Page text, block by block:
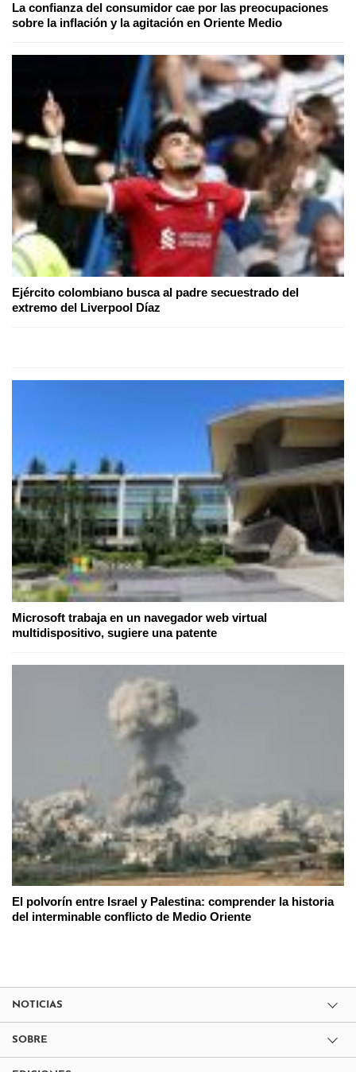
La confianza del consumidor cae por las preocupaciones
sobre la inflación y la agitación en Oriente Medio
Ejército colombiano busca al padre secuestrado del
extremo del Liverpool Díaz
Microsoft trabaja en un navegador web virtual
multidispositivo, sugiere una patente
El polvorín entre Israel y Palestina: comprender la historia
del interminable conflicto de Medio Oriente
NOTICIAS
SOBRE